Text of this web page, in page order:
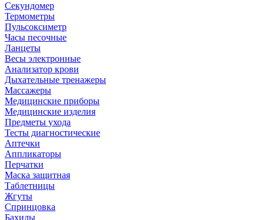
Секундомер
Термометры
Пульсоксиметр
Часы песочные
Ланцеты
Весы электронные
Анализатор крови
Дыхательные тренажеры
Массажеры
Медицинские приборы
Медицинские изделия
Предметы ухода
Тесты диагностические
Аптечки
Аппликаторы
Перчатки
Маска защитная
Таблетницы
Жгуты
Спринцовка
Бахилы